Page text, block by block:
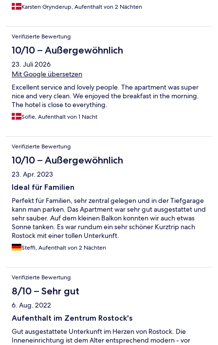
Karsten Grynderup, Aufenthalt von 2 Nächten
Verifizierte Bewertung
10/10 – Außergewöhnlich
23. Juli 2026
Mit Google übersetzen
Excellent service and lovely people. The apartment was super
nice and very clean. We enjoyed the breakfast in the morning.
The hotel is close to everything.
Sofie, Aufenthalt von 1 Nacht
Verifizierte Bewertung
10/10 – Außergewöhnlich
23. Apr. 2023
Ideal für Familien
Perfekt für Familien, sehr zentral gelegen und in der Tiefgarage
kann man parken. Das Apartment war sehr gut ausgestattet und
sehr sauber. Auf dem kleinen Balkon konnten wir auch etwas
Sonne tanken. Es war rundum ein sehr schöner Kurztrip nach
Rostock mit einer tollen Unterkunft.
Steffi, Aufenthalt von 2 Nächten
Verifizierte Bewertung
8/10 – Sehr gut
6. Aug. 2022
Aufenthalt im Zentrum Rostock's
Gut ausgestattete Unterkunft im Herzen von Rostock. Die
Inneneinrichtung ist dem Alter entsprechend modern - vor